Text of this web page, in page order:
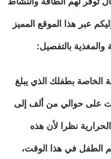
عبر هذا الموقع المميز
بالتفصيل:
الخاصة بطفلك الذي يبلغ
على حوالي من ألف إلى
نظرا لأن هذه
الطفل في هذا الوقت،